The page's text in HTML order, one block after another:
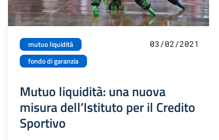
mutuo liquidità
fondo di garanzia
03/02/2021
Mutuo liquidità: una nuova
misura dell’Istituto per il Credito
Sportivo